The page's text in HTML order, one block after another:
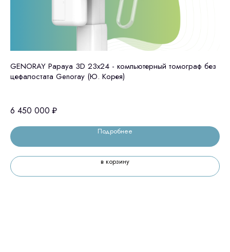
GENORAY Papaya 3D 23x24 - компьютерный томограф без
цефалостата Genoray (Ю. Корея)
6 450 000 ₽
Подробнее
в корзину
Остались вопросы
оставьте контакты, мы свяжемся и
ответим на все вопросы
© 2024 ЛС Дентал Групп